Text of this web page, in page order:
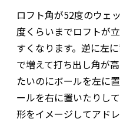
ロフト角が52度のウェ
度くらいまでロフトが
すくなります。逆に左
で増えて打ち出し角が
たいのにボールを左に
ールを右に置いたりし
形をイメージしてアド